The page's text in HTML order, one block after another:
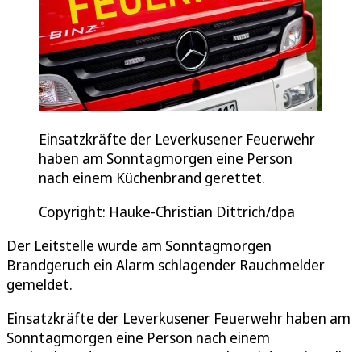
Einsatzkräfte der Leverkusener Feuerwehr
haben am Sonntagmorgen eine Person
nach einem Küchenbrand gerettet.
Copyright: Hauke-Christian Dittrich/dpa
Der Leitstelle wurde am Sonntagmorgen
Brandgeruch ein Alarm schlagender Rauchmelder
gemeldet.
Einsatzkräfte der Leverkusener Feuerwehr haben am
Sonntagmorgen eine Person nach einem